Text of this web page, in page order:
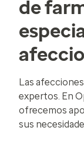
de
Las
expertos. En
ofrecemos
sus